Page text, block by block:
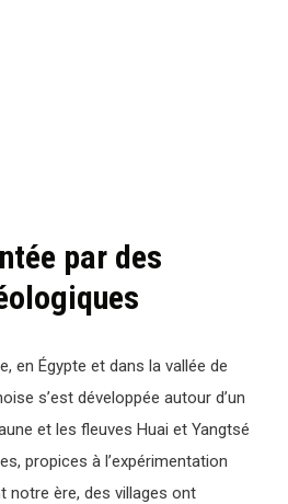
par des
en Égypte et dans la vallée de
s’est développée autour d’un
et les fleuves Huai et Yangtsé
propices à l’expérimentation
notre ère, des villages ont